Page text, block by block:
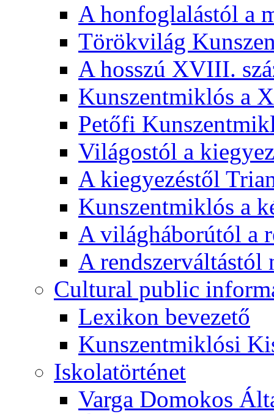
A honfoglalástól a
Törökvilág
A hosszú XVIII.
Kunszentmiklós a
Petőfi
Világostól a
A kiegyezéstől
Kunszentmiklós a
A világháborútól a
A rendszerváltástól
Cultural public
Lexikon bevezető
Kunszentmiklósi
Iskolatörténet
Varga Domokos